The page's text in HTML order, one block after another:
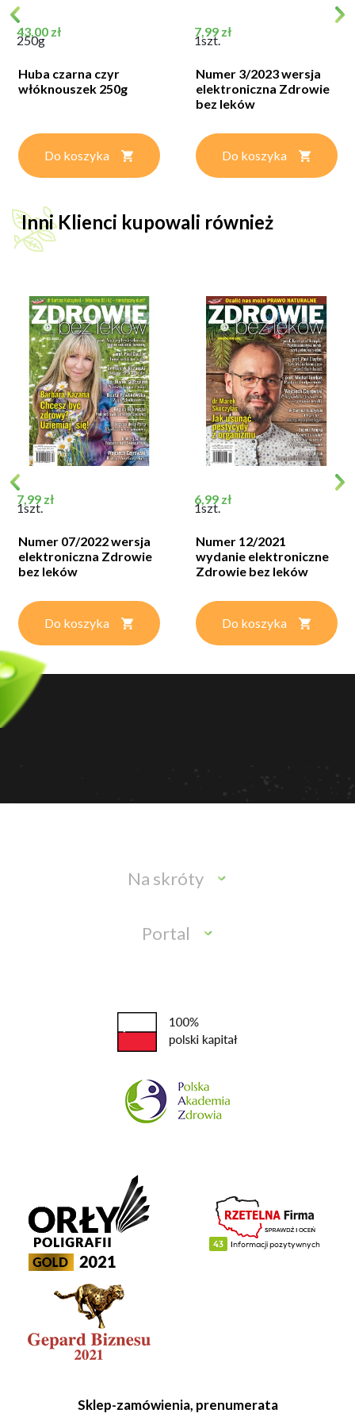
Cena
43,00 zł
250g
Huba czarna czyr
włóknouszek 250g
Do koszyka
Cena
7,99 zł
1szt.
Numer 3/2023 wersja
elektroniczna Zdrowie
bez leków
Do koszyka
Inni Klienci kupowali również
Cena
7,99 zł
1szt.
Numer 07/2022 wersja
elektroniczna Zdrowie
bez leków
Do koszyka
Cena
6,99 zł
1szt.
Numer 12/2021
wydanie elektroniczne
Zdrowie bez leków
Do koszyka
Na skróty
Portal
Sklep-zamówienia, prenumerata